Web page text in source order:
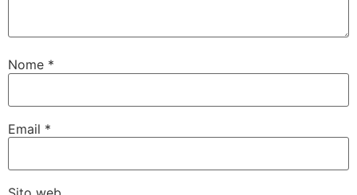
Nome *
Email *